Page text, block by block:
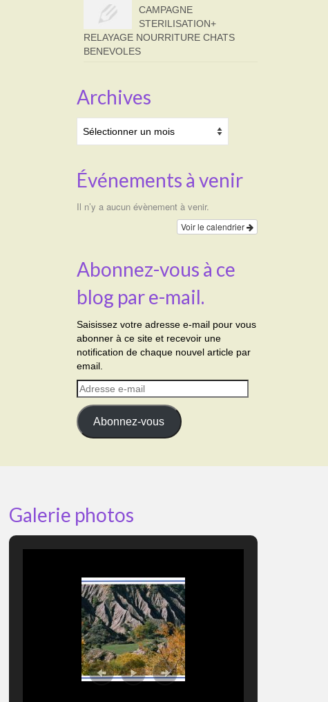
CAMPAGNE
STERILISATION+
RELAYAGE NOURRITURE CHATS
BENEVOLES
Archives
Événements à venir
Il n’y a aucun évènement à venir.
Voir le calendrier
Abonnez-vous à ce
blog par e-mail.
Saisissez votre adresse e-mail pour vous
abonner à ce site et recevoir une
notification de chaque nouvel article par
email.
Adresse
e-
mail
Abonnez-vous
Galerie photos